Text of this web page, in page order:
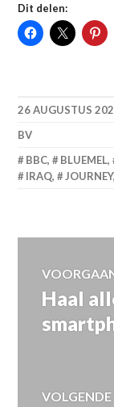
Dit delen:
26 AUGUSTUS
BV
BBC, BLUEMEL,
IRAQ, JOURNEY,
Vorig
Haal
VOLGENDE